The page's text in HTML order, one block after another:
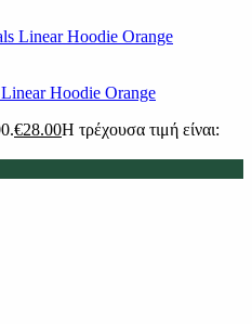
Hoodie Orange
€28.00Η τρέχουσα τιμή είναι: